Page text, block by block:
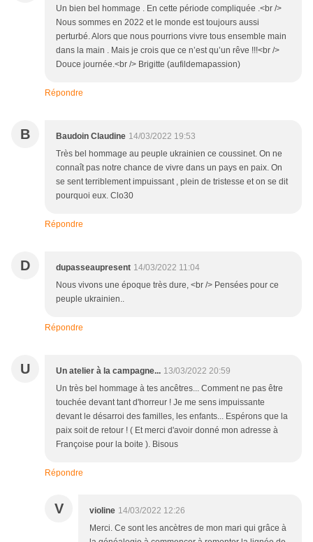
Un bien bel hommage . En cette période compliquée .<br />
Nous sommes en 2022 et le monde est toujours aussi
perturbé. Alors que nous pourrions vivre tous ensemble main
dans la main . Mais je crois que ce n’est qu’un rêve !!!<br />
Douce journée.<br /> Brigitte (aufildemapassion)
Répondre
B Baudoin Claudine 14/03/2022 19:53
Très bel hommage au peuple ukrainien ce coussinet. On ne
connaît pas notre chance de vivre dans un pays en paix. On
se sent terriblement impuissant , plein de tristesse et on se dit
pourquoi eux. Clo30
Répondre
D dupasseaupresent 14/03/2022 11:04
Nous vivons une époque très dure, <br /> Pensées pour ce
peuple ukrainien..
Répondre
U Un atelier à la campagne... 13/03/2022 20:59
Un très bel hommage à tes ancêtres... Comment ne pas être
touchée devant tant d'horreur ! Je me sens impuissante
devant le désarroi des familles, les enfants... Espérons que la
paix soit de retour ! ( Et merci d'avoir donné mon adresse à
Françoise pour la boite ). Bisous
Répondre
V violine 14/03/2022 12:26
Merci. Ce sont les ancètres de mon mari qui grâce à